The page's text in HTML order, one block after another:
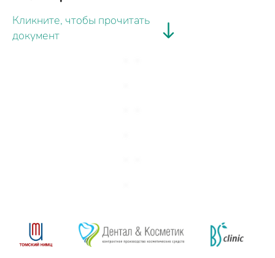
Кликните, чтобы прочитать
документ